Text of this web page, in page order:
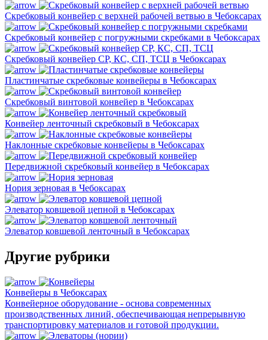
Скребковый конвейер с верхней рабочей ветвью в Чебоксарах
Скребковый конвейер с погружными скребками в Чебоксарах
Скребковый конвейер СР, КС, СП, ТСЦ в Чебоксарах
Пластинчатые скребковые конвейеры в Чебоксарах
Скребковый винтовой конвейер в Чебоксарах
Конвейер ленточный скребковый в Чебоксарах
Наклонные скребковые конвейеры в Чебоксарах
Передвижной скребковый конвейер в Чебоксарах
Нория зерновая в Чебоксарах
Элеватор ковшевой цепной в Чебоксарах
Элеватор ковшевой ленточный в Чебоксарах
Другие рубрики
Конвейеры в Чебоксарах
Конвейерное оборудование - основа современных
производственных линий, обеспечивающая непрерывную
транспортировку материалов и готовой продукции.